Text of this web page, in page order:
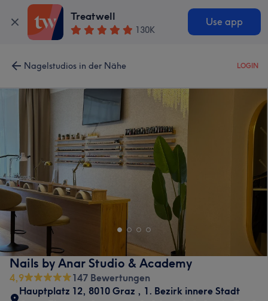
Treatwell
130K
Use app
Nagelstudios in der Nähe LOGIN
Nails by Anar Studio & Academy
4,9
147 Bewertungen
Hauptplatz 12, 8010 Graz , 1. Bezirk innere Stadt